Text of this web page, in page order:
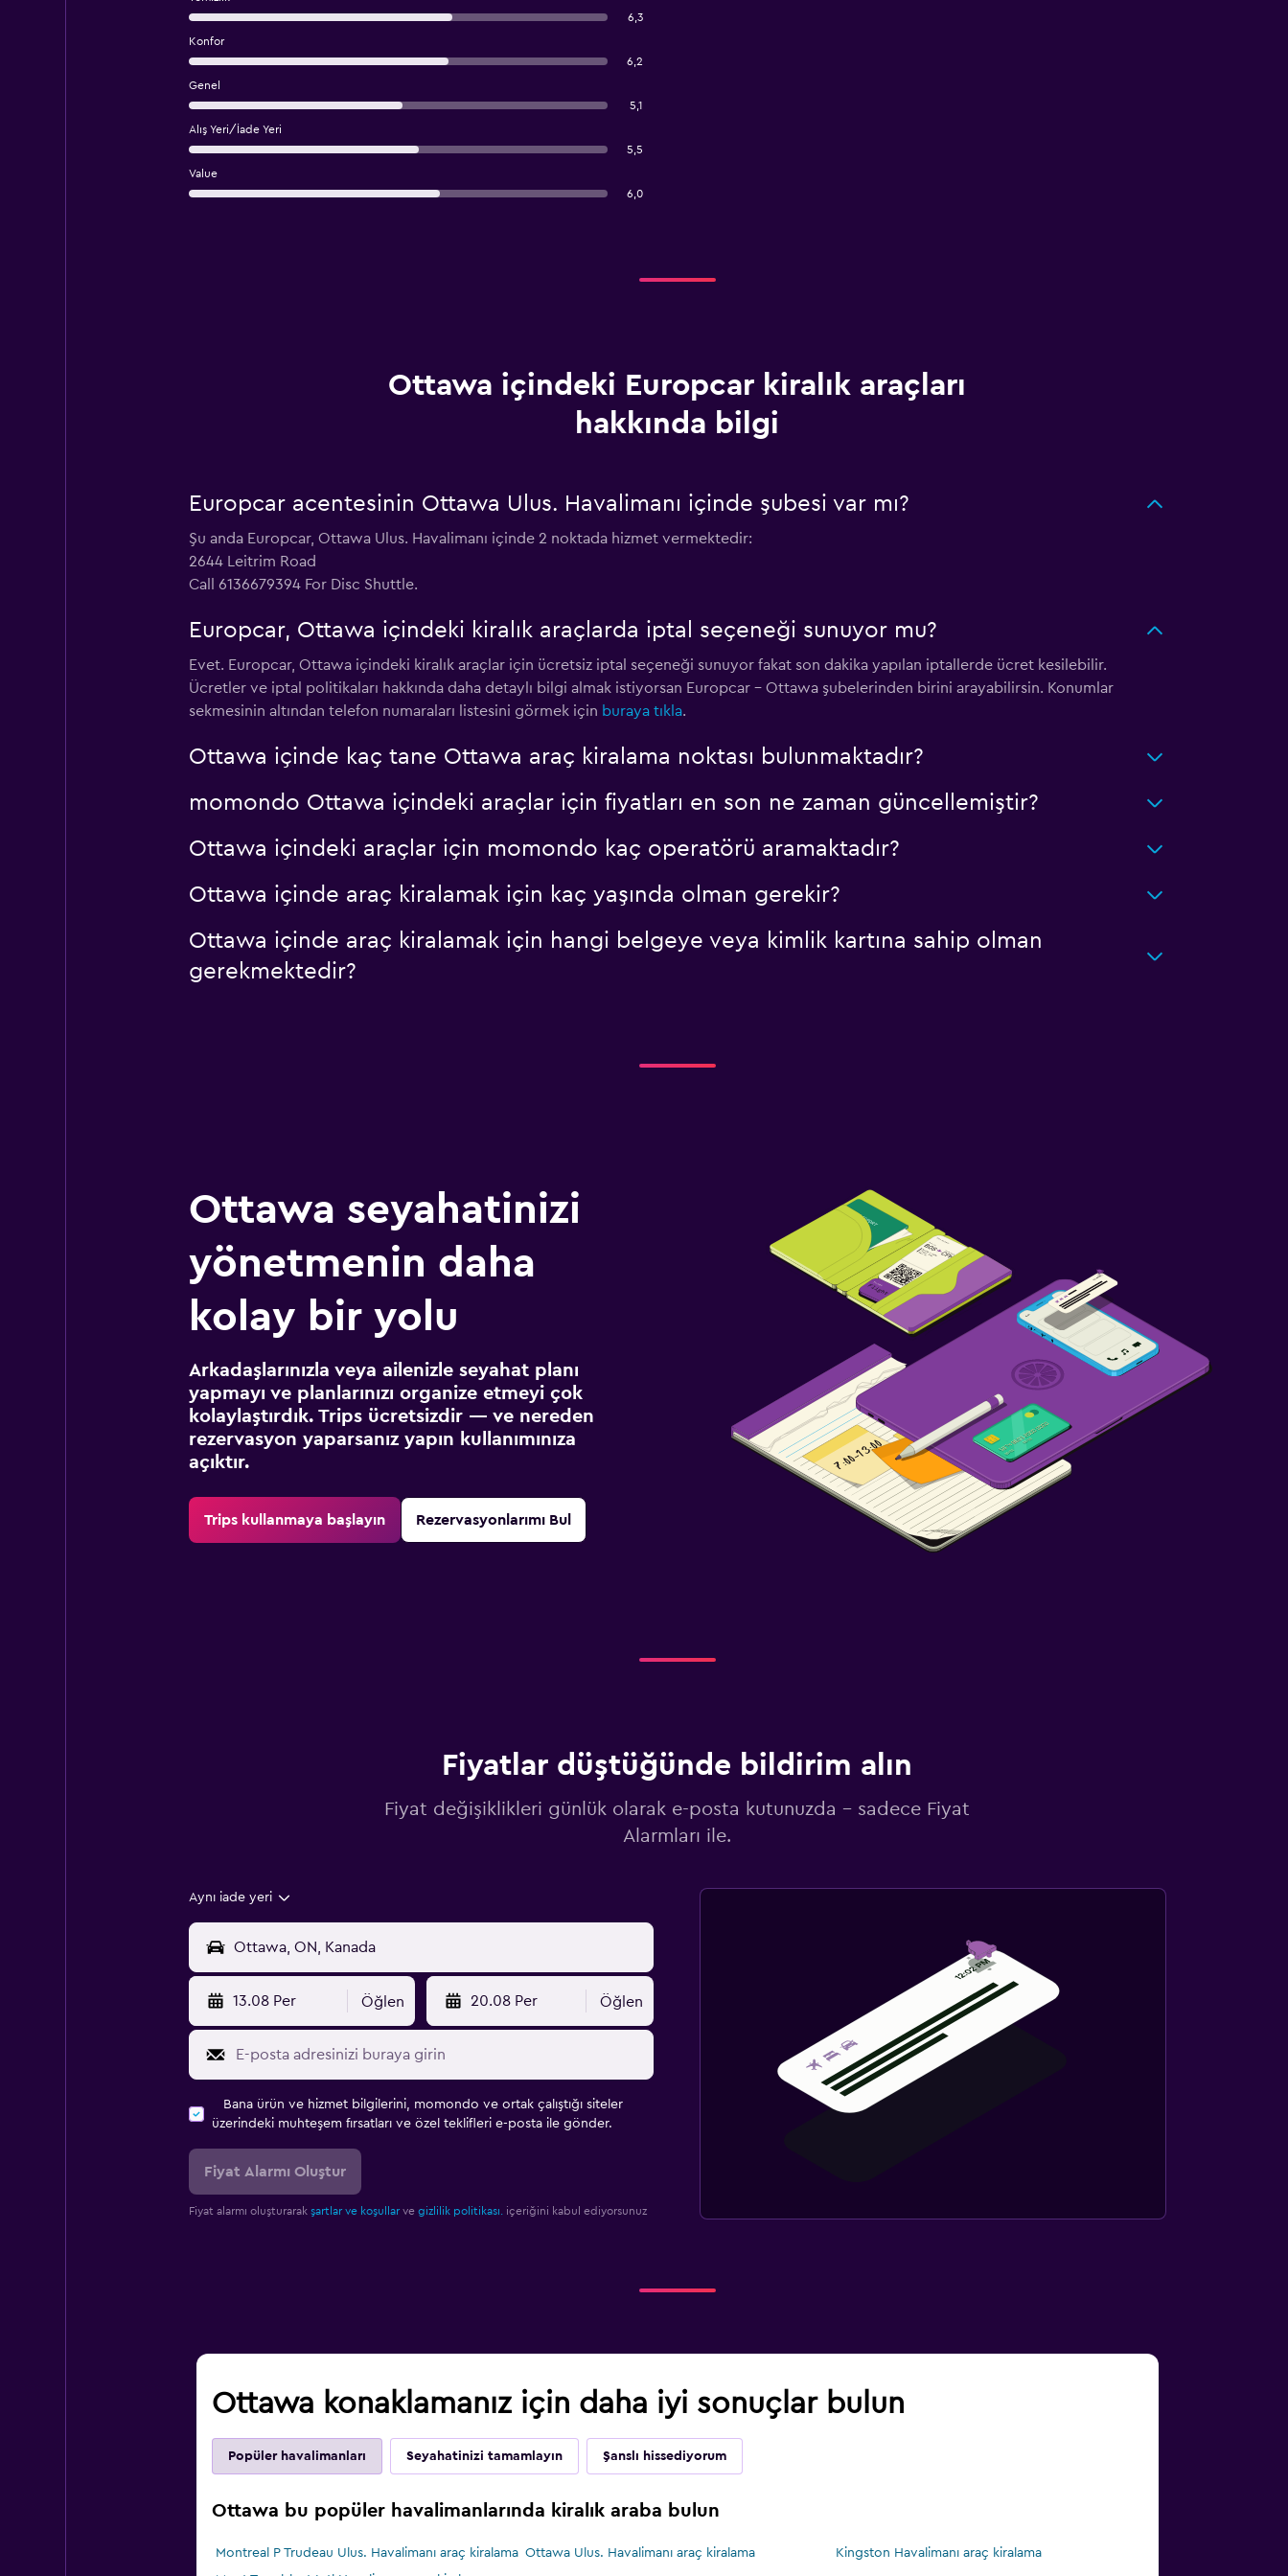
6,3
Konfor
6,2
Genel
5,1
Alış Yeri/İade Yeri
5,5
Value
6,0
Ottawa içindeki Europcar kiralık araçları
hakkında bilgi
Europcar acentesinin Ottawa Ulus. Havalimanı içinde şubesi var mı?
Şu anda Europcar, Ottawa Ulus. Havalimanı içinde 2 noktada hizmet vermektedir:
2644 Leitrim Road
Call 6136679394 For Disc Shuttle.
Europcar, Ottawa içindeki kiralık araçlarda iptal seçeneği sunuyor mu?
Evet. Europcar, Ottawa içindeki kiralık araçlar için ücretsiz iptal seçeneği sunuyor fakat son dakika yapılan iptallerde ücret kesilebilir.
Ücretler ve iptal politikaları hakkında daha detaylı bilgi almak istiyorsan Europcar - Ottawa şubelerinden birini arayabilirsin. Konumlar
sekmesinin altından telefon numaraları listesini görmek için buraya tıkla.
Ottawa içinde kaç tane Ottawa araç kiralama noktası bulunmaktadır?
momondo Ottawa içindeki araçlar için fiyatları en son ne zaman güncellemiştir?
Ottawa içindeki araçlar için momondo kaç operatörü aramaktadır?
Ottawa içinde araç kiralamak için kaç yaşında olman gerekir?
Ottawa içinde araç kiralamak için hangi belgeye veya kimlik kartına sahip olman
gerekmektedir?
Ottawa seyahatinizi
yönetmenin daha
kolay bir yolu
Arkadaşlarınızla veya ailenizle seyahat planı
yapmayı ve planlarınızı organize etmeyi çok
kolaylaştırdık. Trips ücretsizdir — ve nereden
rezervasyon yaparsanız yapın kullanımınıza
açıktır.
Trips kullanmaya başlayın Rezervasyonlarımı Bul
Fiyatlar düştüğünde bildirim alın
Fiyat değişiklikleri günlük olarak e-posta kutunuzda - sadece Fiyat
Alarmları ile.
Aynı iade yeri
13.08 Per Öğlen 20.08 Per Öğlen
Bana ürün ve hizmet bilgilerini, momondo ve ortak çalıştığı siteler
üzerindeki muhteşem fırsatları ve özel teklifleri e-posta ile gönder.
Fiyat Alarmı Oluştur
Fiyat alarmı oluşturarak şartlar ve koşullarve gizlilik politikası. içeriğini kabul ediyorsunuz
Ottawa konaklamanız için daha iyi sonuçlar bulun
Popüler havalimanları Seyahatinizi tamamlayın Şanslı hissediyorum
Ottawa bu popüler havalimanlarında kiralık araba bulun
Montreal P Trudeau Ulus. Havalimanı araç kiralama Ottawa Ulus. Havalimanı araç kiralama
Kingston Havalimanı araç kiralama